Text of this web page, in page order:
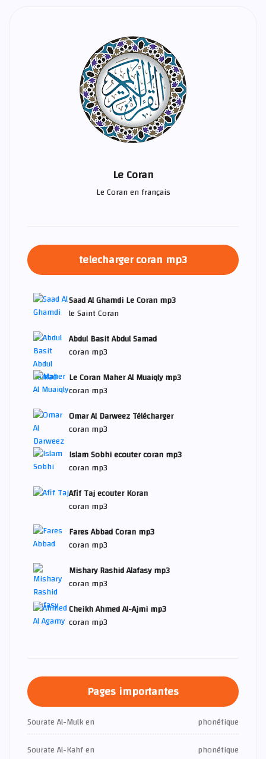
Le Coran
Le Coran en français
telecharger coran mp3
Saad Al Ghamdi Le Coran mp3
le Saint Coran
Abdul Basit Abdul Samad
coran mp3
Le Coran Maher Al Muaiqly mp3
coran mp3
Omar Al Darweez Télécharger
coran mp3
Islam Sobhi ecouter coran mp3
coran mp3
Afif Taj ecouter Koran
coran mp3
Fares Abbad Coran mp3
coran mp3
Mishary Rashid Alafasy mp3
coran mp3
Cheikh Ahmed Al-Ajmi mp3
coran mp3
Pages importantes
Sourate Al-Mulk en
phonétique
Sourate Al-Kahf en
phonétique